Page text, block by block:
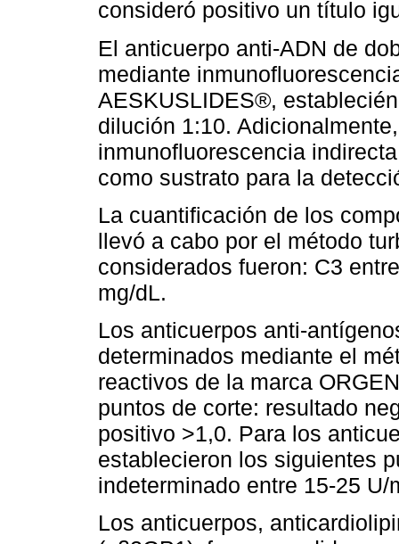
consideró positivo un título
El anticuerpo anti-ADN de
mediante
AESKUSLIDES®,
dilución 1:10.
inmunofluorescencia
como sustrato para la
La cuantificación de los
llevó a cabo por el método
considerados fueron: C3
mg/dL.
Los anticuerpos anti-
determinados mediante el
reactivos de la marca
puntos de corte: resultado
positivo >1,0. Para los
establecieron los siguientes
indeterminado entre 15-25
Los anticuerpos,